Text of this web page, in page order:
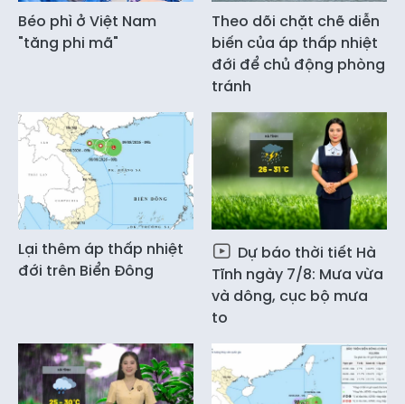
Béo phì ở Việt Nam
"tăng phi mã"
Theo dõi chặt chẽ diễn
biến của áp thấp nhiệt
đới để chủ động phòng
tránh
Lại thêm áp thấp nhiệt
đới trên Biển Đông
Dự báo thời tiết Hà
Tĩnh ngày 7/8: Mưa vừa
và dông, cục bộ mưa
to